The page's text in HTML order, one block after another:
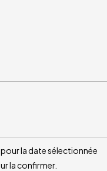
la date sélectionnée
la confirmer.